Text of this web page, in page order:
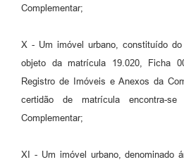
Complementar;
X - Um imóvel urbano, constituído do
objeto da matrícula 19.020, Ficha
Registro de Imóveis e Anexos da
certidão de matrícula encontra-
Complementar;
XI - Um imóvel urbano, denominado